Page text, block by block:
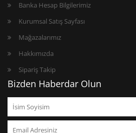
Banka Hesap Bilgilerimiz
Kurumsal Satış Sayfası
Mağazalarımız
Hakkımızda
Sipariş Takip
Bizden Haberdar Olun